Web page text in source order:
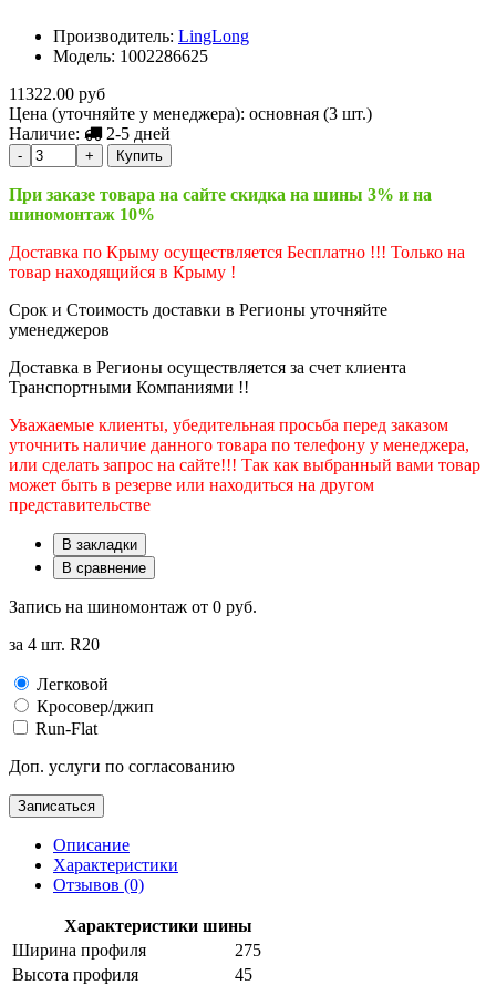
Производитель: LingLong
Модель: 1002286625
11322.00 руб
Цена (уточняйте у менеджера): основная (3 шт.)
Наличие:
2-5 дней
- + Купить
При заказе товара на сайте скидка на шины 3% и на
шиномонтаж 10%
Доставка по Крыму осуществляется Бесплатно !!! Только на
товар находящийся в Крыму !
Срок и Стоимость доставки в Регионы уточняйте
уменеджеров
Доставка в Регионы осуществляется за счет клиента
Транспортными Компаниями !!
Уважаемые клиенты, убедительная просьба перед заказом
уточнить наличие данного товара по телефону у менеджера,
или сделать запрос на сайте!!! Так как выбранный вами товар
может быть в резерве или находиться на другом
представительстве
В закладки
В сравнение
Запись на шиномонтаж от 0 руб.
за 4 шт. R20
Легковой
Кросовер/джип
Run-Flat
Доп. услуги по согласованию
Записаться
Описание
Характеристики
Отзывов (0)
Характеристики шины
Ширина профиля
275
Высота профиля
45